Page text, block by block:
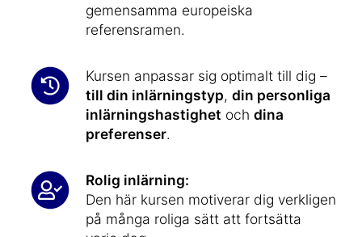
gemensamma europeiska
referensramen.
Kursen anpassar sig optimalt till dig –
till din inlärningstyp, din personliga
inlärningshastighet och dina
preferenser.
Rolig inlärning:
Den här kursen motiverar dig verkligen
på många roliga sätt att fortsätta